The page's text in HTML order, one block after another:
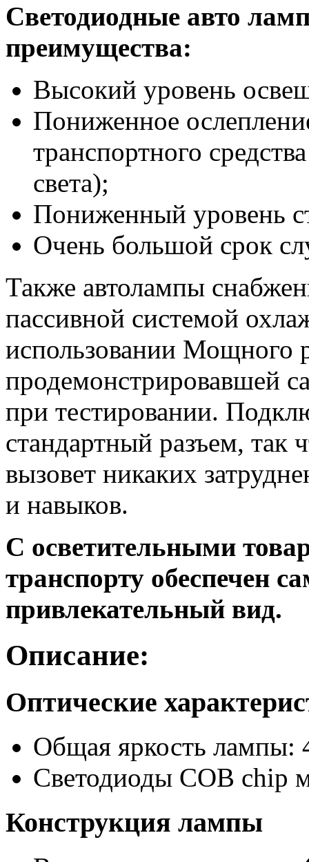
Светодиодные авто
преимущества:
Высокий уровень
Пониженное
транспортного
света);
Пониженный уровень
Очень большой срок
Также автолампы
пассивной системой
использовании Мощного
продемонстрировавшей
при тестировании.
стандартный разъем, так
вызовет никаких
и навыков.
С осветительными
транспорту обеспечен
привлекательный вид.
Описание:
Оптические
Общая яркость лампы:
Светодиоды COB chip
Конструкция лампы